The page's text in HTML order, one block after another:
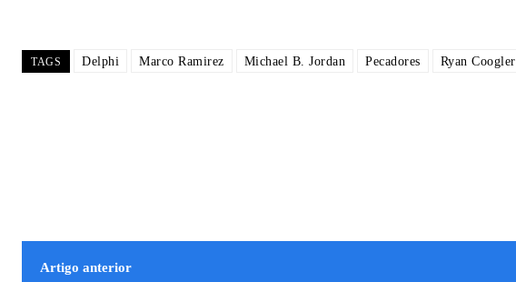
TAGS Delphi Marco Ramirez Michael B. Jordan Pecadores Ryan Coogler
Artigo anterior